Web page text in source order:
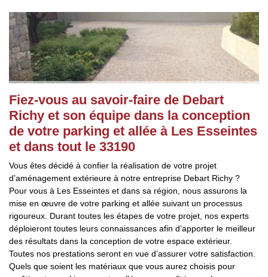
Fiez-vous au savoir-faire de Debart
Richy et son équipe dans la conception
de votre parking et allée à Les Esseintes
et dans tout le 33190
Vous êtes décidé à confier la réalisation de votre projet
d’aménagement extérieure à notre entreprise Debart Richy ?
Pour vous à Les Esseintes et dans sa région, nous assurons la
mise en œuvre de votre parking et allée suivant un processus
rigoureux. Durant toutes les étapes de votre projet, nos experts
déploieront toutes leurs connaissances afin d’apporter le meilleur
des résultats dans la conception de votre espace extérieur.
Toutes nos prestations seront en vue d’assurer votre satisfaction.
Quels que soient les matériaux que vous aurez choisis pour